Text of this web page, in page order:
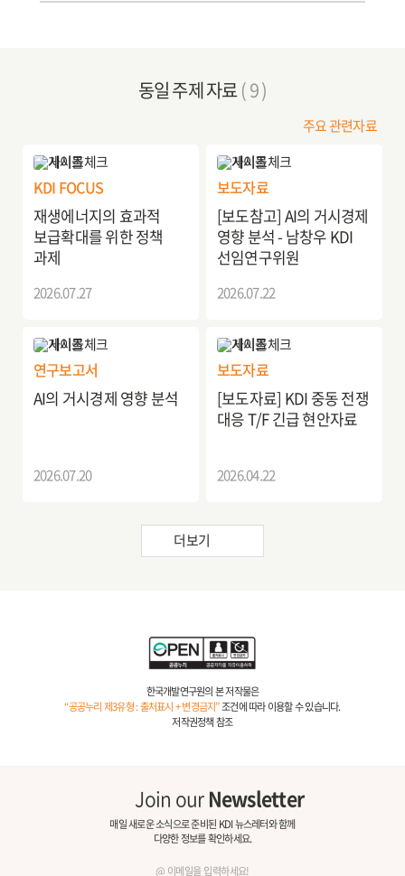
동일 주제 자료( 9 )
주요 관련자료
KDI FOCUS
재생에너지의 효과적
보급확대를 위한 정책
과제
2026.07.27
보도자료
[보도참고] AI의 거시경제
영향 분석 - 남창우 KDI
선임연구위원
2026.07.22
연구보고서
AI의 거시경제 영향 분석
2026.07.20
보도자료
[보도자료] KDI 중동 전쟁
대응 T/F 긴급 현안자료
2026.04.22
더보기
한국개발연구원의 본 저작물은
“공공누리 제3유형 : 출처표시 + 변경금지”조건에 따라 이용할 수 있습니다.
저작권정책 참조
Join ourNewsletter
매일 새로운 소식으로 준비된 KDI 뉴스레터와 함께
다양한 정보를 확인하세요.